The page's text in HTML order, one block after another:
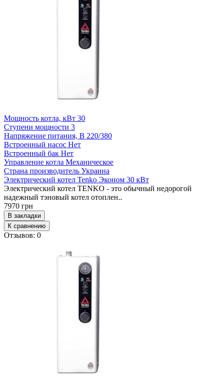
Мощность котла, кВт 30
Ступени мощности 3
Напряжение питания, В 220/380
Встроенный насос Нет
Встроенный бак Нет
Управление котла Механическое
Страна производитель Украина
Электрический котел Tenko Эконом 30 кВт
Электрический котел TENKO - это обычный недорогой
надежный тэновый котел отоплен..
7970 грн
В закладки
К сравнению
Отзывов: 0